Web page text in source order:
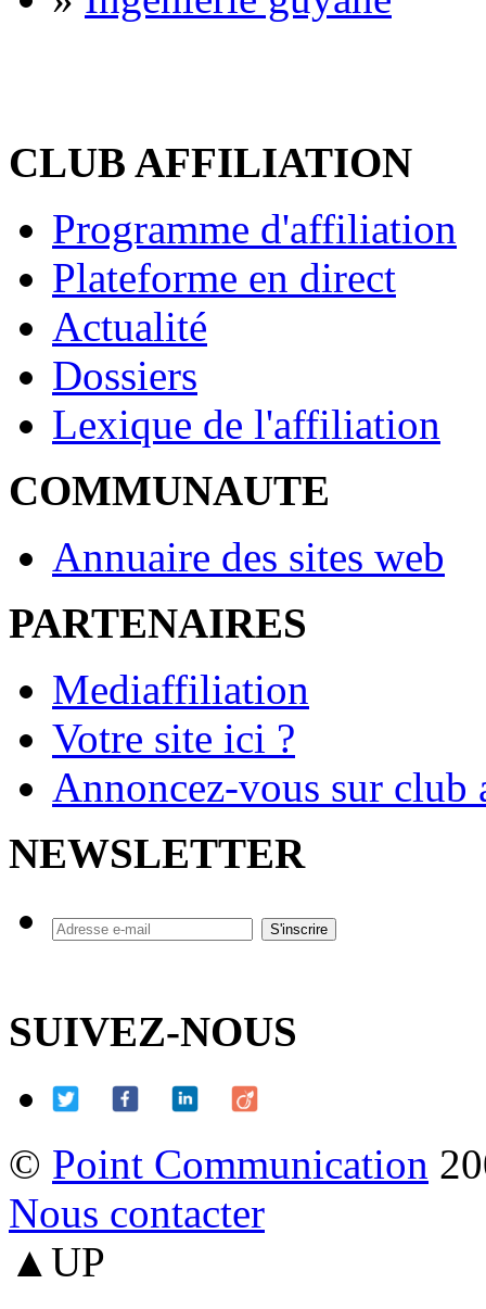
CLUB AFFILIATION
Programme d'affiliation
Plateforme en direct
Actualité
Dossiers
Lexique de l'affiliation
COMMUNAUTE
Annuaire des sites web
PARTENAIRES
Mediaffiliation
Votre site ici ?
Annoncez-vous sur
NEWSLETTER
SUIVEZ-NOUS
© Point Communication
Nous contacter
▲UP